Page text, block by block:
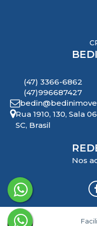
(47) 3366-6862
(47)996687427
Rua 1910, 130, Sala 06
SC, Brasil
Nos